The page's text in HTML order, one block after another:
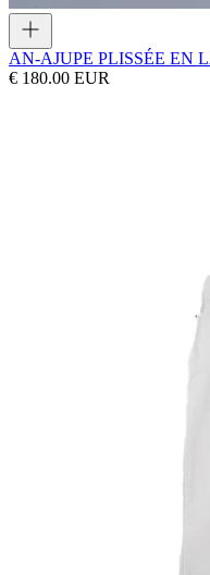
AN-AJUPE PLISSÉE EN
€ 180.00 EUR